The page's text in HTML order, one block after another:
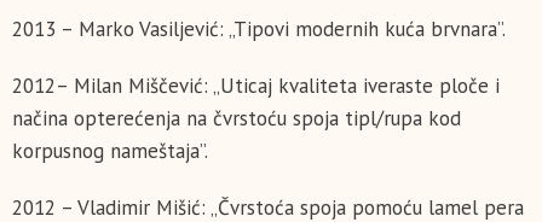
2013 – Marko Vasiljević: „Tipovi modernih kuća brvnara”.
2012– Milan Miščević: „Uticaj kvaliteta iveraste ploče i
načina opterećenja na čvrstoću spoja tipl/rupa kod
korpusnog nameštaja”.
2012 – Vladimir Mišić: „Čvrstoća spoja pomoću lamel pera